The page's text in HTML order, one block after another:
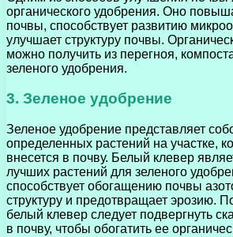
органического удобрения. Оно
почвы, способствует развитию
улучшает структуру почвы.
можно получить из перегноя,
зеленого удобрения.
3. Зеленое удобрение
Зеленое удобрение представляет
определенных растений на участке,
внесется в почву. Белый клевер
лучших растений для зеленого
способствует обогащению почвы
структуру и предотвращает эрозию.
белый клевер следует подвергнуть
в почву, чтобы обогатить ее